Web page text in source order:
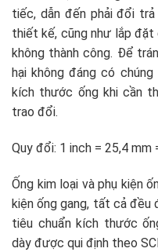
tiếc, dẫn đến phải đổi
thiết kế, cũng như lắp đặt
không thành công. Để
hại không đáng có
kích thước ống khi cần
trao đổi.
Quy đổi: 1 inch = 25,4 mm
Ống kim loại và phụ kiện
kiện ống gang, tất cả đều
tiêu chuẩn kích thước
dày được qui định theo